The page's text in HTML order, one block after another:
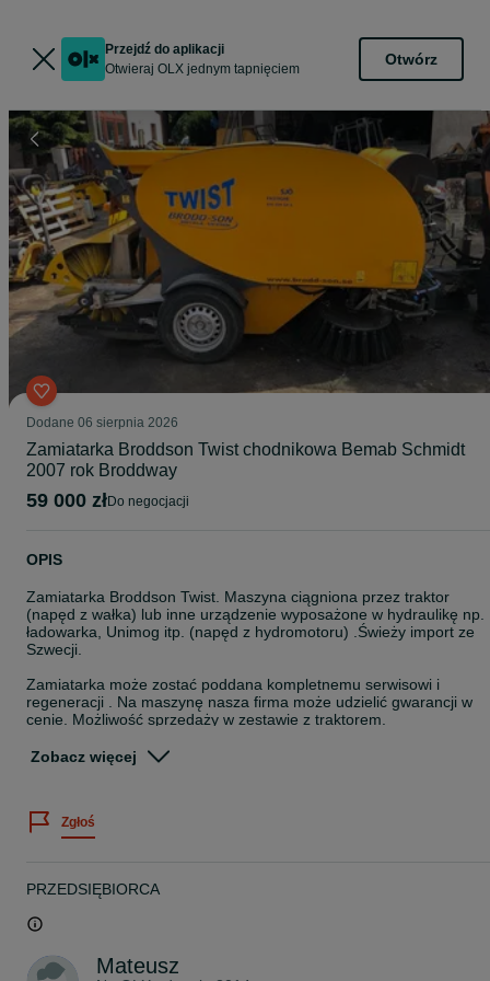
Przejdź do aplikacji
Otwieraj OLX jednym tapnięciem
Otwórz
Dodane 06 sierpnia 2026
Zamiatarka Broddson Twist chodnikowa Bemab Schmidt
2007 rok Broddway
59 000 zł do negocjacji
OPIS
Zamiatarka Broddson Twist. Maszyna ciągniona przez traktor
(napęd z wałka) lub inne urządzenie wyposażone w hydraulikę np.
ładowarka, Unimog itp. (napęd z hydromotoru) .Świeży import ze
Szwecji.
Zamiatarka może zostać poddana kompletnemu serwisowi i
regeneracji . Na maszynę nasza firma może udzielić gwarancji w
cenie. Możliwość sprzedaży w zestawie z traktorem.
Dane techniczne maszyny :
Długość z dyszlem - 3.730mm
Wysokość - 1.530mm
Waga netto - 1.400kg
Dopuszczalna waga brutto - 3000kg
Zobacz więcej
Zgłoś
PRZEDSIĘBIORCA
Mateusz